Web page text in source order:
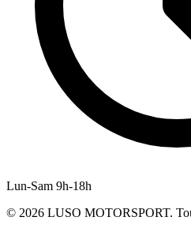
Lun-Sam 9h-18h
© 2026 LUSO MOTORSPORT.